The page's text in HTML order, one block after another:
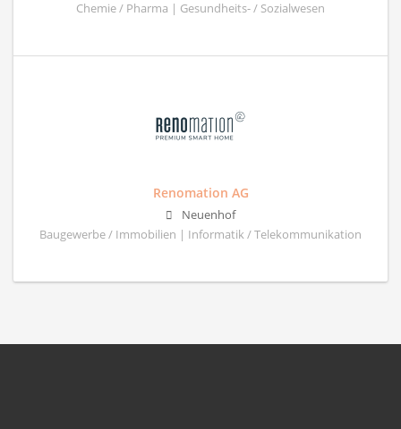
Chemie / Pharma | Gesundheits- / Sozialwesen
Renomation AG
Neuenhof
Baugewerbe / Immobilien | Informatik / Telekommunikation